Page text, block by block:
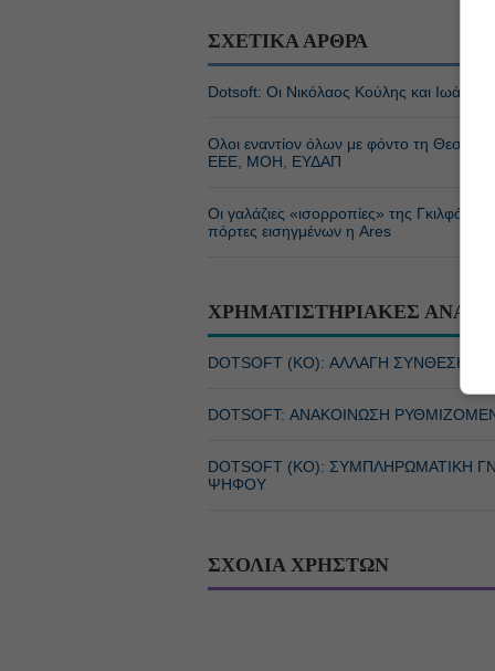
ΣΧΕΤΙΚΑ ΑΡΘΡΑ
Dotsoft: Οι Νικόλαος Κούλης και
Ολοι εναντίον όλων με φόντο τη
EEE, ΜΟΗ, ΕΥΔΑΠ
Οι γαλάζιες «ισορροπίες» της
πόρτες εισηγμένων η Ares
ΧΡΗΜΑΤΙΣΤΗΡΙΑΚΕΣ
DOTSOFT (ΚΟ): ΑΛΛΑΓΗ ΣΥΝΘΕΣΗΣ
DOTSOFT: ΑΝΑΚΟΙΝΩΣΗ
DOTSOFT (ΚΟ): ΣΥΜΠΛΗΡΩΜΑΤΙΚΗ
ΨΗΦΟΥ
ΣΧΟΛΙΑ ΧΡΗΣΤΩΝ